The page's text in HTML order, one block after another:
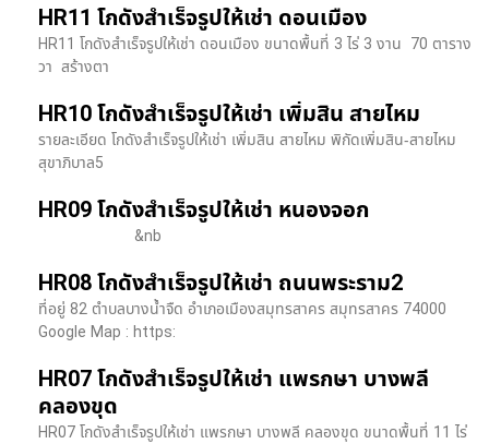
HR11 โกดังสำเร็จรูปให้เช่า ดอนเมือง
HR11 โกดังสำเร็จรูปให้เช่า ดอนเมือง ขนาดพื้นที่ 3 ไร่ 3 งาน 70 ตาราง
วา สร้างตา
HR10 โกดังสำเร็จรูปให้เช่า เพิ่มสิน สายไหม
รายละเอียด โกดังสำเร็จรูปให้เช่า เพิ่มสิน สายไหม พิกัดเพิ่มสิน-สายไหม
สุขาภิบาล5
HR09 โกดังสำเร็จรูปให้เช่า หนองจอก
&nb
HR08 โกดังสำเร็จรูปให้เช่า ถนนพระราม2
ที่อยู่ 82 ตำบลบางน้ำจืด อำเภอเมืองสมุทรสาคร สมุทรสาคร 74000
Google Map : https:
HR07 โกดังสำเร็จรูปให้เช่า แพรกษา บางพลี​
คลองขุด
HR07 โกดังสำเร็จรูปให้เช่า แพรกษา บางพลี​ คลองขุด ขนาดพื้นที่ 11 ไร่